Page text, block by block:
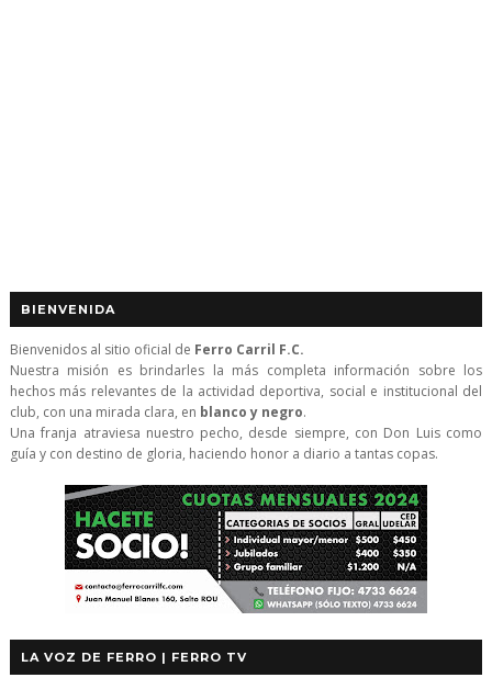
BIENVENIDA
Bienvenidos al sitio oficial de Ferro Carril F.C.
Nuestra misión es brindarles la más completa información sobre los
hechos más relevantes de la actividad deportiva, social e institucional del
club, con una mirada clara, en blanco y negro.
Una franja atraviesa nuestro pecho, desde siempre, con Don Luis como
guía y con destino de gloria, haciendo honor a diario a tantas copas.
LA VOZ DE FERRO | FERRO TV